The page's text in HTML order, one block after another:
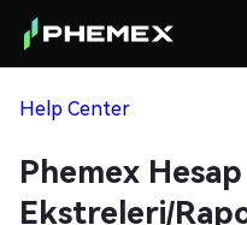
Help Center
Phemex Hesap
Ekstreleri/